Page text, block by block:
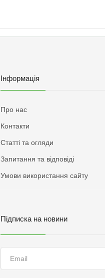
Інформація
Про нас
Контакти
Статті та огляди
Запитання та відповіді
Умови використання сайту
Підписка на новини